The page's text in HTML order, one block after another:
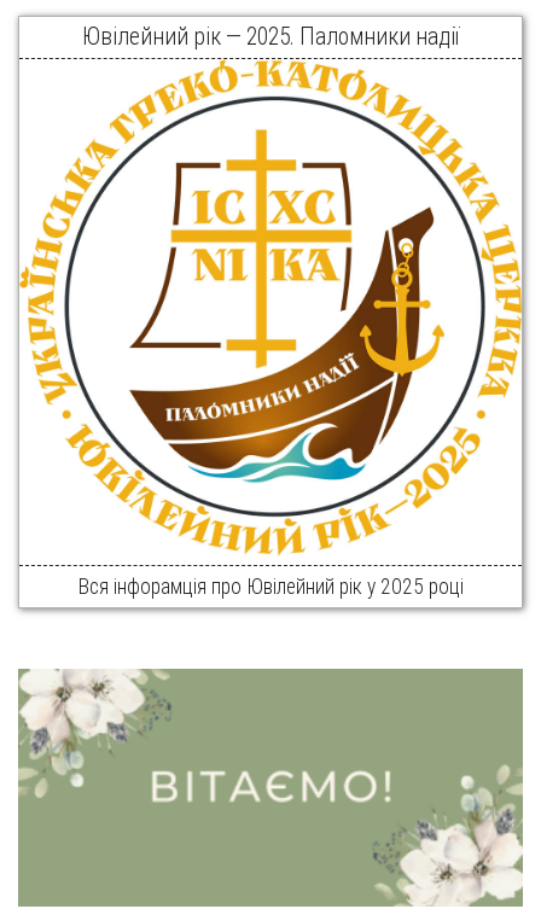
Ювілейний рік — 2025. Паломники надії
Вся інфорамція про Ювілейний рік у 2025 році